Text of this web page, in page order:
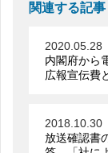
関連する記事
2020.05.28
内閣府から
広報宣伝費
2018.10.30
放送確認書